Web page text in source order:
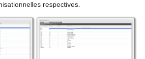
respectives.